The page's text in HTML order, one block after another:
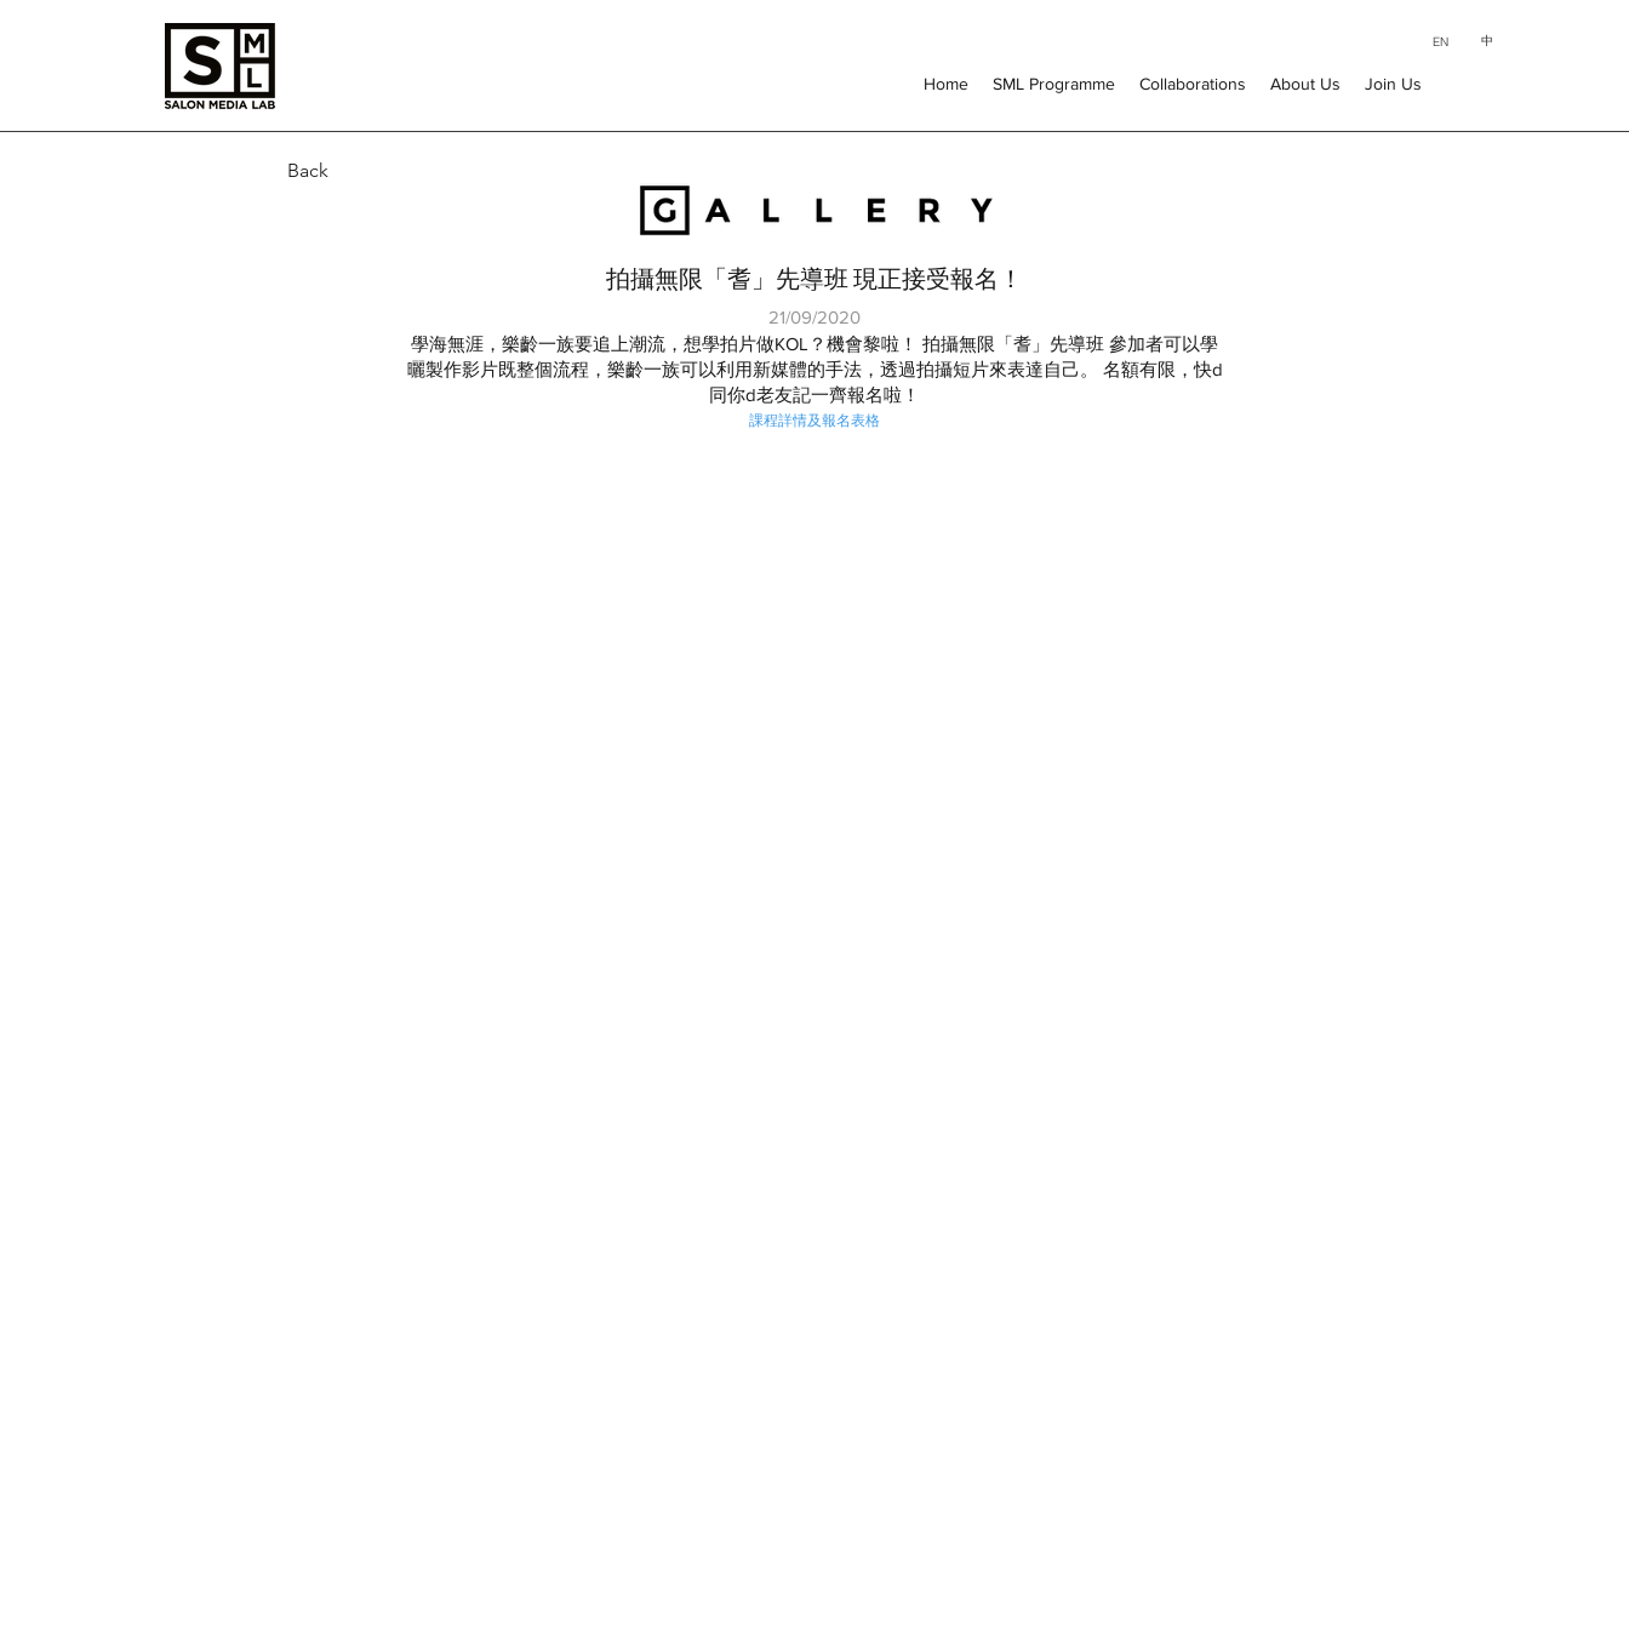
EN 中
Home SML Programme Collaborations About Us Join Us
Back
拍攝無限「耆」先導班 現正接受報名！
學海無涯，樂齡一族要追上潮流，想學拍片做KOL？機會黎啦！ 拍攝無限「耆」先導班 參加者可以學
曬製作影片既整個流程，樂齡一族可以利用新媒體的手法，透過拍攝短片來表達自己。 名額有限，快d
同你d老友記一齊報名啦！
21/09/2020
課程詳情及報名表格